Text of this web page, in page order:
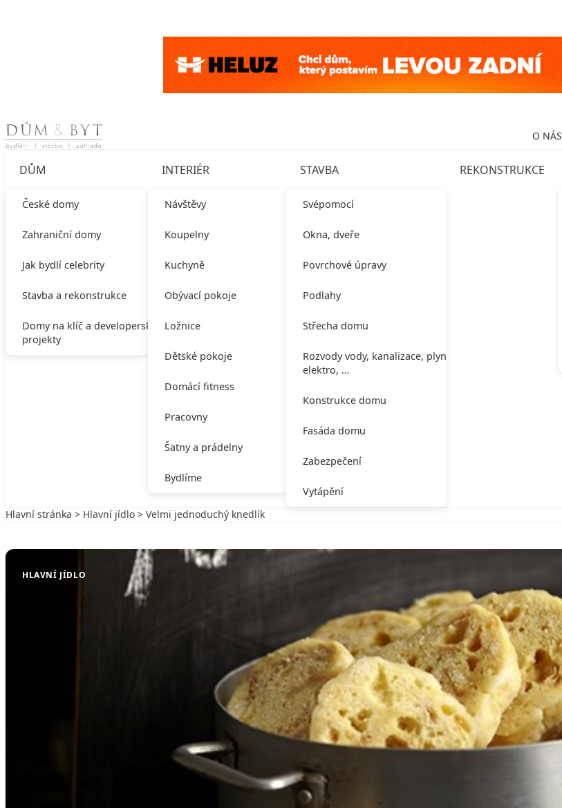
Skip to content O NÁS
DŮM
České domy
Zahraniční domy
Jak bydlí celebrity
Stavba a rekonstrukce
Domy na klíč a developerské
projekty
INTERIÉR
Návštěvy
Koupelny
Kuchyně
Obývací pokoje
Ložnice
Dětské pokoje
Domácí fitness
Pracovny
Šatny a prádelny
Bydlíme
STAVBA
Svépomocí
Okna, dveře
Povrchové úpravy
Podlahy
Střecha domu
Rozvody vody, kanalizace, plynu,
elektro, …
Konstrukce domu
Fasáda domu
Zabezpečení
Vytápění
REKONSTRUKCE
Hlavní stránka > Hlavní jídlo > Velmi jednoduchý knedlík
HLAVNÍ JÍDLO